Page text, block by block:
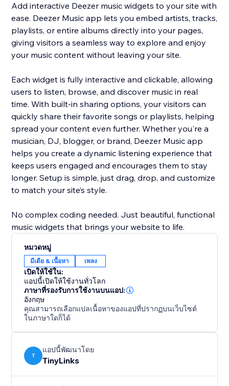
Add interactive Deezer music widgets to your site with
ease. Deezer Music app lets you embed artists, tracks,
playlists, or entire albums directly into your pages,
giving visitors a seamless way to explore and enjoy
your music content without leaving your site.
Each widget is fully interactive and clickable, allowing
users to listen, browse, and discover music in real
time. With built-in sharing options, your visitors can
quickly share their favorite songs or playlists, helping
spread your content even further. Whether you're a
musician, DJ, blogger, or brand, Deezer Music app
helps you create a dynamic listening experience that
keeps users engaged and encourages them to stay
longer. Setup is simple, just drag, drop, and customize
to match your site’s style.
No complex coding needed. Just beautiful, functional
music widgets that brings your website to life.
หมวดหมู่
มีเดีย & เนื้อหา เพลง
เปิดให้ใช้ใน:
แอปนี้เปิดให้ใช้งานทั่วโลก
ภาษาที่รองรับการใช้งานบนแอป:
อังกฤษ
คุณสามารถเลือกแปลเนื้อหาของแอปที่ปรากฏบนเว็บไซต์
ในภาษาใดก็ได้
T
แอปนี้พัฒนาโดย
TinyLinks